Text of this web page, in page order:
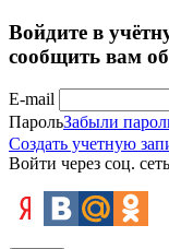
Войдите в
сообщить вам об
E-mail
ПарольЗабыли
Создать учетную
Войти через соц.